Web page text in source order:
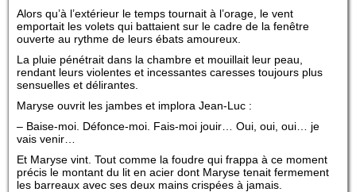
Alors qu’à l’extérieur le temps tournait à l’orage, le vent
emportait les volets qui battaient sur le cadre de la fenêtre
ouverte au rythme de leurs ébats amoureux.
La pluie pénétrait dans la chambre et mouillait leur peau,
rendant leurs violentes et incessantes caresses toujours plus
sensuelles et délirantes.
Maryse ouvrit les jambes et implora Jean-Luc :
– Baise-moi. Défonce-moi. Fais-moi jouir… Oui, oui, oui… je
vais venir…
Et Maryse vint. Tout comme la foudre qui frappa à ce moment
précis le montant du lit en acier dont Maryse tenait fermement
les barreaux avec ses deux mains crispées à jamais.